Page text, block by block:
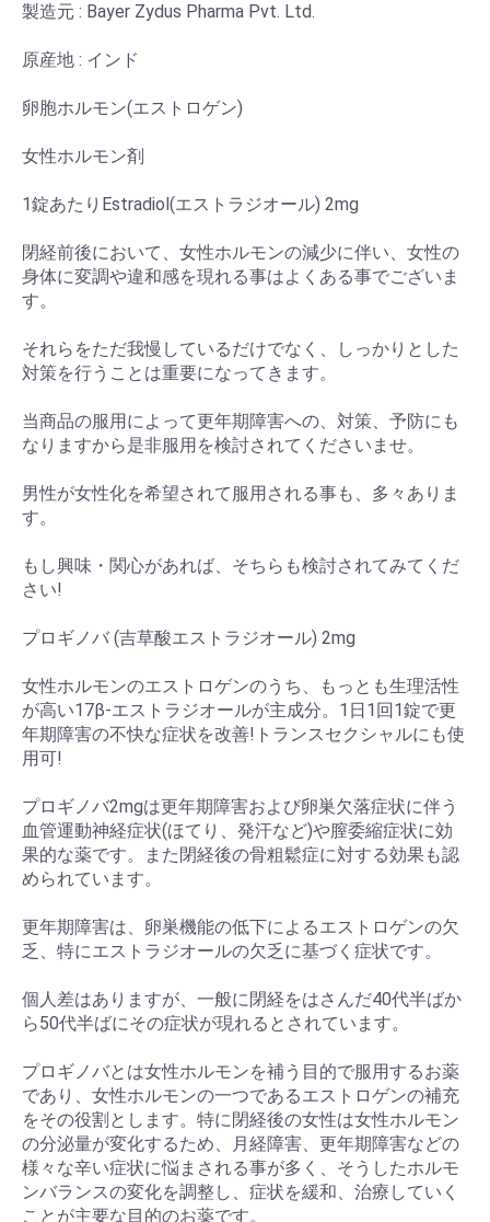
製造元 : Bayer Zydus Pharma Pvt. Ltd.
原産地 : インド
卵胞ホルモン(エストロゲン)
女性ホルモン剤
1錠あたりEstradiol(エストラジオール) 2mg
閉経前後において、女性ホルモンの減少に伴い、女性の
身体に変調や違和感を現れる事はよくある事でございま
す。
それらをただ我慢しているだけでなく、しっかりとした
対策を行うことは重要になってきます。
当商品の服用によって更年期障害への、対策、予防にも
なりますから是非服用を検討されてくださいませ。
男性が女性化を希望されて服用される事も、多々ありま
す。
もし興味・関心があれば、そちらも検討されてみてくだ
さい!
プロギノバ (吉草酸エストラジオール) 2mg
女性ホルモンのエストロゲンのうち、もっとも生理活性
が高い17β-エストラジオールが主成分。1日1回1錠で更
年期障害の不快な症状を改善!トランスセクシャルにも使
用可!
プロギノバ2mgは更年期障害および卵巣欠落症状に伴う
血管運動神経症状(ほてり、発汗など)や膣委縮症状に効
果的な薬です。また閉経後の骨粗鬆症に対する効果も認
められています。
更年期障害は、卵巣機能の低下によるエストロゲンの欠
乏、特にエストラジオールの欠乏に基づく症状です。
個人差はありますが、一般に閉経をはさんだ40代半ばか
ら50代半ばにその症状が現れるとされています。
プロギノバとは女性ホルモンを補う目的で服用するお薬
であり、女性ホルモンの一つであるエストロゲンの補充
をその役割とします。特に閉経後の女性は女性ホルモン
の分泌量が変化するため、月経障害、更年期障害などの
様々な辛い症状に悩まされる事が多く、そうしたホルモ
ンバランスの変化を調整し、症状を緩和、治療していく
ことが主要な目的のお薬です。